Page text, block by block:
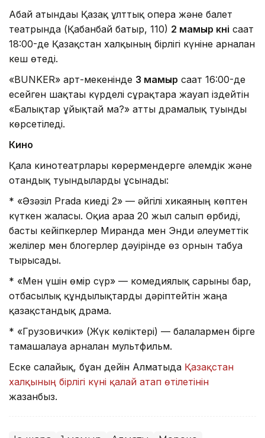
Абай атындағы Қазақ ұлттық опера және балет
театрында (Қабанбай батыр, 110) 2 мамыр күні сағат
18:00-де Қазақстан халқының бірлігі күніне арналған
кеш өтеді.
«BUNKER» арт-мекенінде 3 мамыр сағат 16:00-де
есейген шақтағы күрделі сұрақтарға жауап іздейтін
«Балықтар ұйықтай ма?» атты драмалық туынды
көрсетіледі.
Кино
Қала кинотеатрлары көрермендерге әлемдік және
отандық туындыларды ұсынады:
* «Әзәзіл Prada киеді 2» — әйгілі хикаяның көптен
күткен жалғасы. Оқиға араға 20 жыл салып өрбиді,
басты кейіпкерлер Миранда мен Энди әлеуметтік
желілер мен блогерлер дәуірінде өз орнын табуға
тырысады.
* «Мен үшін өмір сүр» — комедиялық сарыны бар,
отбасылық құндылықтарды дәріптейтін жаңа
қазақстандық драма.
* «Грузовички» (Жүк көліктері) — балалармен бірге
тамашалауға арналған мультфильм.
Еске салайық, бұған дейін Алматыда Қазақстан
халқының бірлігі күні қалай атап өтілетінін
жазғанбыз.